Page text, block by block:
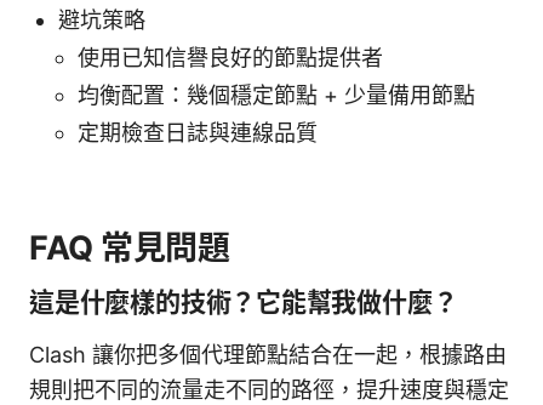
避坑策略
使用已知信譽良好的節點提供者
均衡配置：幾個穩定節點 + 少量備用節點
定期檢查日誌與連線品質
FAQ 常見問題
這是什麼樣的技術？它能幫我做什麼？
Clash 讓你把多個代理節點結合在一起，根據路由
規則把不同的流量走不同的路徑，提升速度與穩定